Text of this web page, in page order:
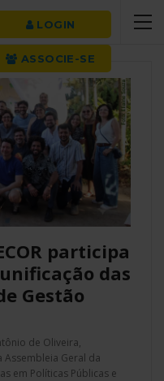
LOGIN
ASSOCIE-SE
participa
das
Gestão
de Oliveira,
Geral da
em Políticas Públicas e